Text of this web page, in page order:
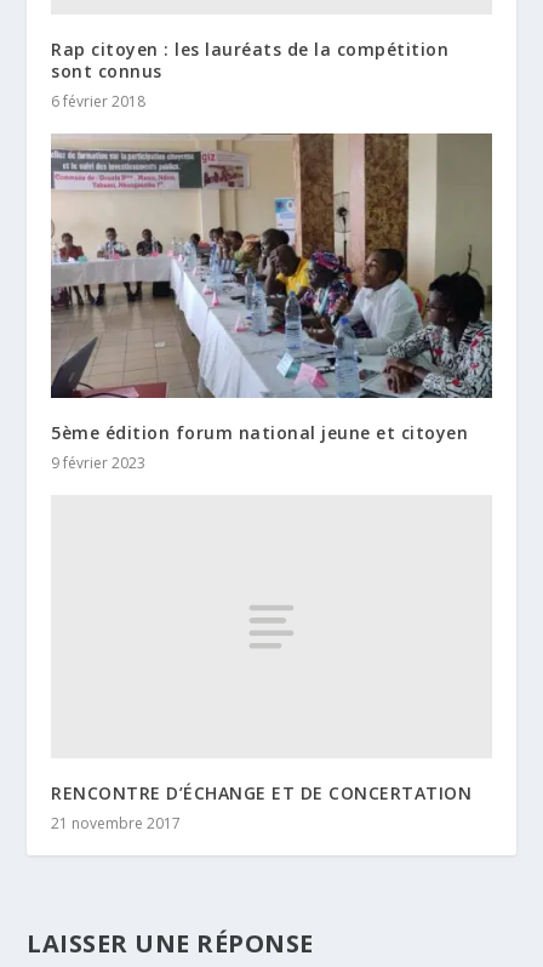
Rap citoyen : les lauréats de la compétition
sont connus
6 février 2018
5ème édition forum national jeune et citoyen
9 février 2023
RENCONTRE D’ÉCHANGE ET DE CONCERTATION
21 novembre 2017
LAISSER UNE RÉPONSE